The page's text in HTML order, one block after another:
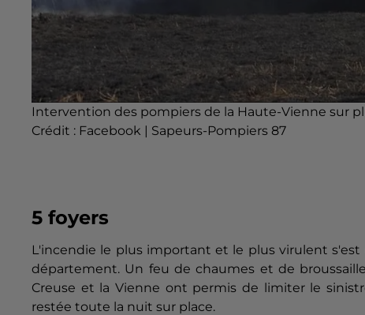
Intervention des pompiers de la Haute-Vienne sur
Crédit : Facebook | Sapeurs-Pompiers 87
5 foyers
L'incendie le plus important et le plus virulent s'est
département. Un feu de chaumes et de
Creuse et la Vienne ont permis de limiter le
restée toute la nuit sur place.